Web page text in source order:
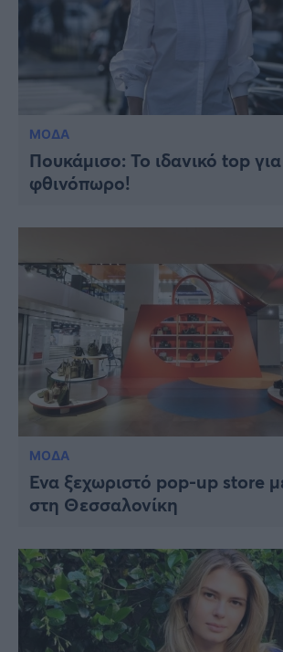
ΜΟΔΑ
Πουκάμισο: To ιδανικό top
φθινόπωρο!
ΜΟΔΑ
Ένα ξεχωριστό pop-up store
στη Θεσσαλονίκη